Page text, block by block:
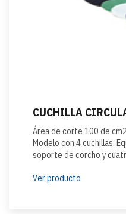
CUCHILLA
Área de corte 100 de
Modelo con 4 cuchillas.
soporte de corcho y
Ver producto